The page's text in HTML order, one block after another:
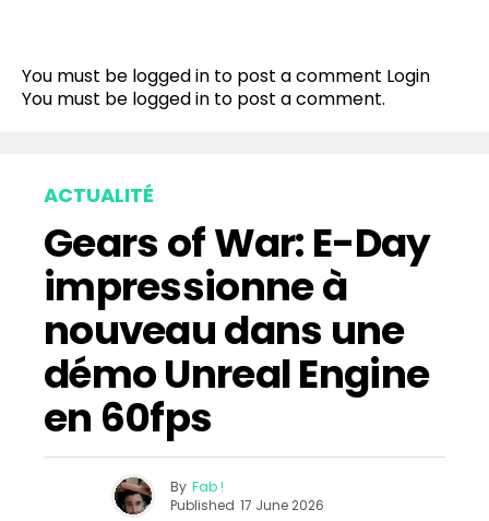
You must be logged in to post a comment Login
You must be logged in to post a comment.
ACTUALITÉ
Gears of War: E-Day
impressionne à
nouveau dans une
démo Unreal Engine
en 60fps
By Fab !
Published 17 June 2026